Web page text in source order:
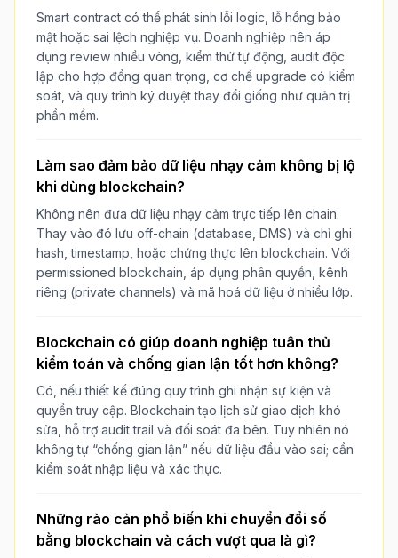
Smart contract có thể phát sinh lỗi logic, lỗ hổng bảo
mật hoặc sai lệch nghiệp vụ. Doanh nghiệp nên áp
dụng review nhiều vòng, kiểm thử tự động, audit độc
lập cho hợp đồng quan trọng, cơ chế upgrade có kiểm
soát, và quy trình ký duyệt thay đổi giống như quản trị
phần mềm.
Làm sao đảm bảo dữ liệu nhạy cảm không bị lộ
khi dùng blockchain?
Không nên đưa dữ liệu nhạy cảm trực tiếp lên chain.
Thay vào đó lưu off-chain (database, DMS) và chỉ ghi
hash, timestamp, hoặc chứng thực lên blockchain. Với
permissioned blockchain, áp dụng phân quyền, kênh
riêng (private channels) và mã hoá dữ liệu ở nhiều lớp.
Blockchain có giúp doanh nghiệp tuân thủ
kiểm toán và chống gian lận tốt hơn không?
Có, nếu thiết kế đúng quy trình ghi nhận sự kiện và
quyền truy cập. Blockchain tạo lịch sử giao dịch khó
sửa, hỗ trợ audit trail và đối soát đa bên. Tuy nhiên nó
không tự “chống gian lận” nếu dữ liệu đầu vào sai; cần
kiểm soát nhập liệu và xác thực.
Những rào cản phổ biến khi chuyển đổi số
bằng blockchain và cách vượt qua là gì?